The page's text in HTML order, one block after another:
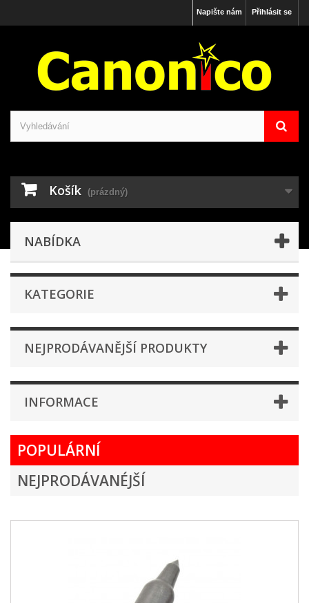
Přihlásit se
Napište nám
Košík (prázdný)
NABÍDKA
KATEGORIE
NEJPRODÁVANĚJŠÍ PRODUKTY
INFORMACE
POPULÁRNÍ
NEJPRODÁVANÉJŠÍ